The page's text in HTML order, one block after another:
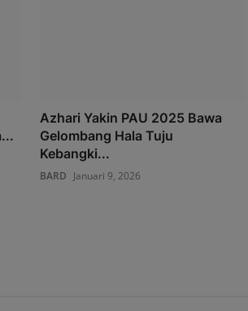
Azhari Yakin PAU 2025 Bawa
Gelombang Hala Tuju
Kebangki...
BARD Januari 9, 2026